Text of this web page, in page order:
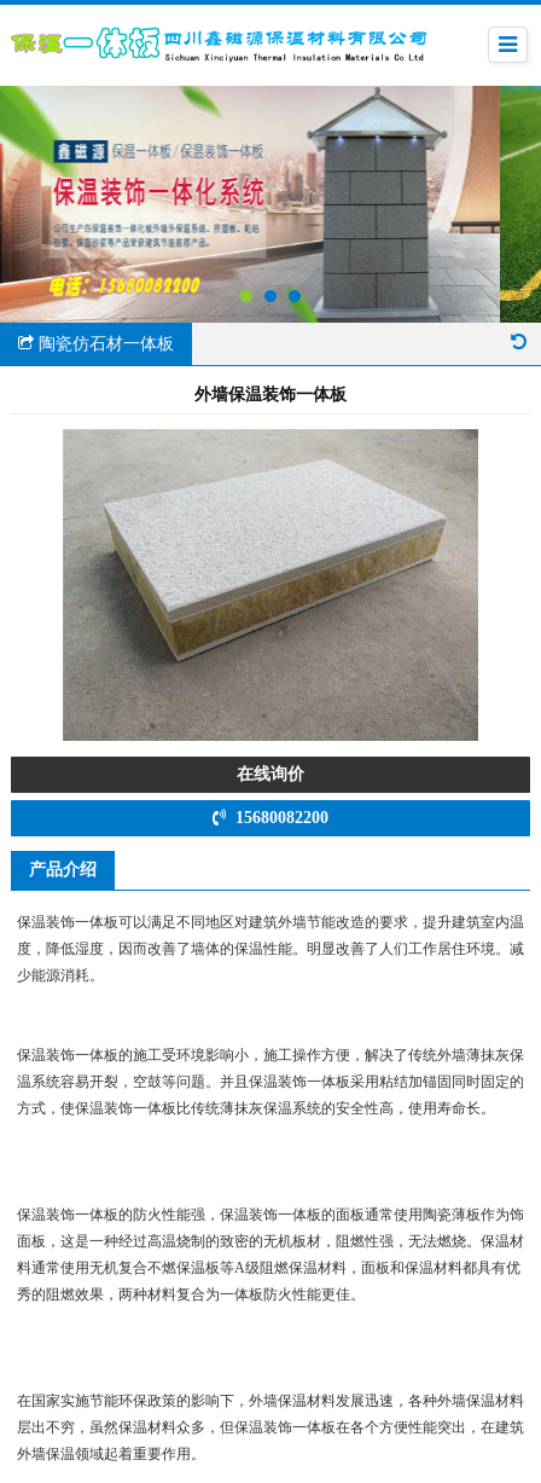
陶瓷仿石材一体板
外墙保温装饰一体板
在线询价
15680082200
产品介绍
保温装饰一体板可以满足不同地区对建筑外墙节能改造的要求，提升建筑室内温
度，降低湿度，因而改善了墙体的保温性能。明显改善了人们工作居住环境。减
少能源消耗。
保温装饰一体板的施工受环境影响小，施工操作方便，解决了传统外墙薄抹灰保
温系统容易开裂，空鼓等问题。并且保温装饰一体板采用粘结加锚固同时固定的
方式，使保温装饰一体板比传统薄抹灰保温系统的安全性高，使用寿命长。
保温装饰一体板的防火性能强，保温装饰一体板的面板通常使用陶瓷薄板作为饰
面板，这是一种经过高温烧制的致密的无机板材，阻燃性强，无法燃烧。保温材
料通常使用无机复合不燃保温板等A级阻燃保温材料，面板和保温材料都具有优
秀的阻燃效果，两种材料复合为一体板防火性能更佳。
在国家实施节能环保政策的影响下，外墙保温材料发展迅速，各种外墙保温材料
层出不穷，虽然保温材料众多，但保温装饰一体板在各个方便性能突出，在建筑
外墙保温领域起着重要作用。